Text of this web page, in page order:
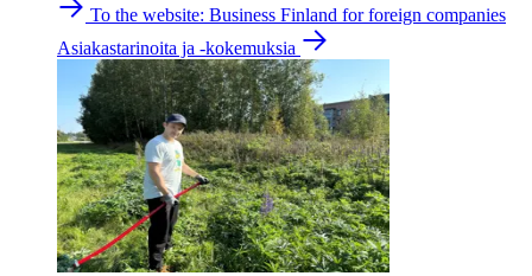
To the website: Business Finland for foreign companies
Asiakastarinoita ja -kokemuksia